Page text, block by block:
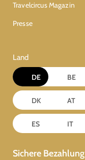
Travelcircus Magazin
Presse
Land
DE BE
DK AT
ES IT
Sichere Bezahlung